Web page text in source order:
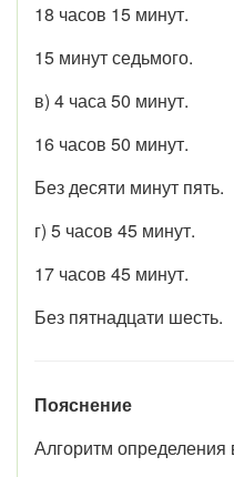
18 часов 15 минут.
15 минут седьмого.
в) 4 часа 50 минут.
16 часов 50 минут.
Без десяти минут пять.
г) 5 часов 45 минут.
17 часов 45 минут.
Без пятнадцати шесть.
Пояснение
Алгоритм